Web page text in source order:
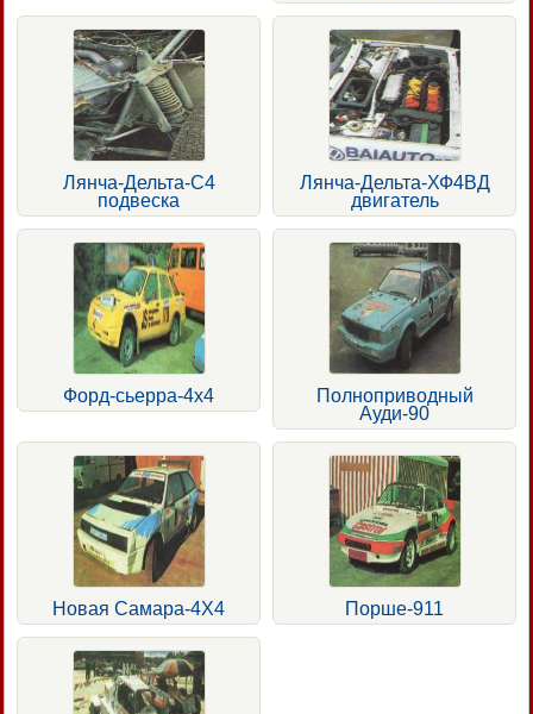
Лянча-Дельта-С4
подвеска
Лянча-Дельта-ХФ4ВД
двигатель
Форд-сьерра-4х4
Полноприводный
Ауди-90
Новая Самара-4Х4 Порше-911